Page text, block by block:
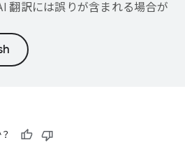
翻訳には誤りが含まれる場合が